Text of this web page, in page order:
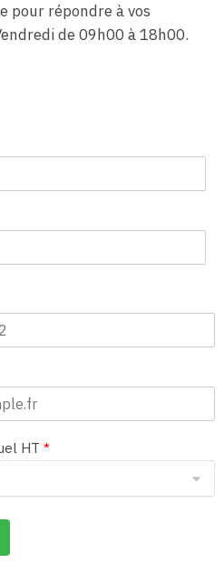
pour répondre à vos
de 09h00 à 18h00.
HT *